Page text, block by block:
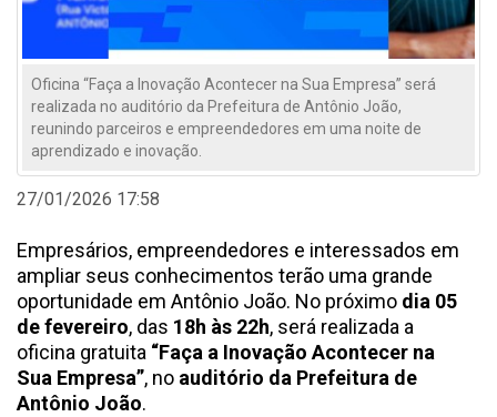
Oficina “Faça a Inovação Acontecer na Sua Empresa” será
realizada no auditório da Prefeitura de Antônio João,
reunindo parceiros e empreendedores em uma noite de
aprendizado e inovação.
27/01/2026 17:58
Empresários, empreendedores e interessados em
ampliar seus conhecimentos terão uma grande
oportunidade em Antônio João. No próximo dia 05
de fevereiro, das 18h às 22h, será realizada a
oficina gratuita “Faça a Inovação Acontecer na
Sua Empresa”, no auditório da Prefeitura de
Antônio João.